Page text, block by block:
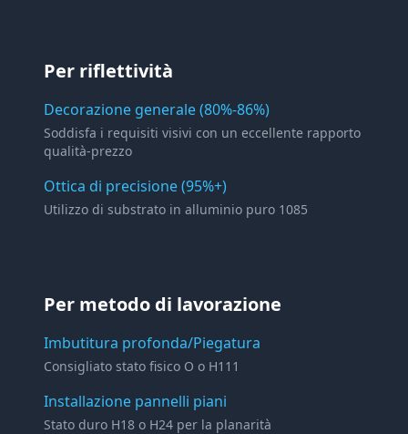
Per riflettività
Decorazione generale (80%-86%)
Soddisfa i requisiti visivi con un eccellente rapporto
qualità-prezzo
Ottica di precisione (95%+)
Utilizzo di substrato in alluminio puro 1085
Per metodo di lavorazione
Imbutitura profonda/Piegatura
Consigliato stato fisico O o H111
Installazione pannelli piani
Stato duro H18 o H24 per la planarità